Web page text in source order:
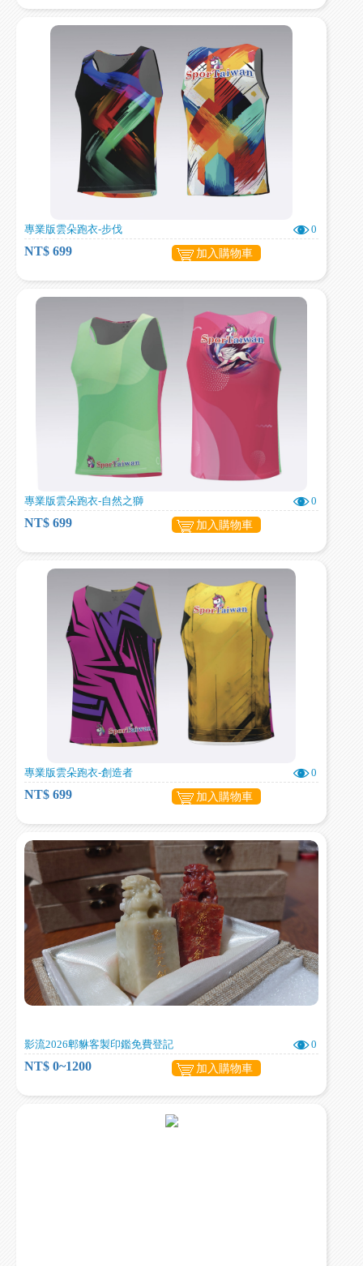
專業版雲朵跑衣-步伐 0
NT$ 699 加入購物車
專業版雲朵跑衣-自然之獅 0
NT$ 699 加入購物車
專業版雲朵跑衣-創造者 0
NT$ 699 加入購物車
影流2026郫貅客製印鑑免費登記 0
NT$ 0~1200 加入購物車